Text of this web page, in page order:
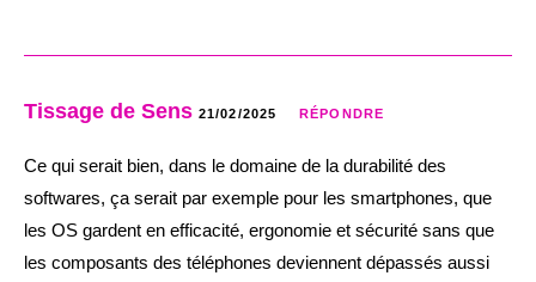
Tissage de Sens 21/02/2025 RÉPONDRE
Ce qui serait bien, dans le domaine de la durabilité des
softwares, ça serait par exemple pour les smartphones, que
les OS gardent en efficacité, ergonomie et sécurité sans que
les composants des téléphones deviennent dépassés aussi